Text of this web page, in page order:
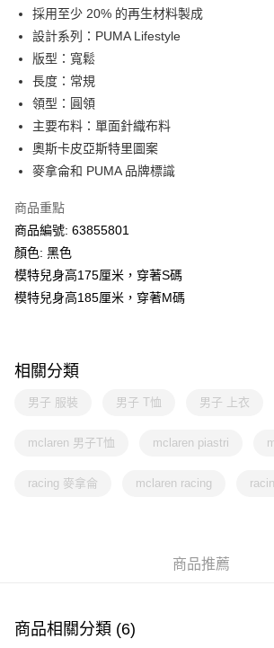
送貨方式
單筆訂單淨值滿$399可享免運費優惠
每筆HK$30.00，滿HK$399.00或以上免運費
滿$599可享澳門免運費優惠
採用至少 20% 的再生材料製成
設計系列：PUMA Lifestyle
版型：寬鬆
長度：常規
領型：圓領
主要布料：單面針織布料
奧斯卡皮亞斯特里圖案
麥拿侖和 PUMA 品牌標識
商品重點
商品編號: 63855801
顏色: 黑色
模特兒身高175厘米，穿著S碼
模特兒身高185厘米，穿著M碼
相關分類
男子 服裝 男子 T恤 男子 上衣
mclaren 男子T恤 mclaren piastri
racing 麥拿侖 mclaren racing
商品推薦
商品相關分類 (6)